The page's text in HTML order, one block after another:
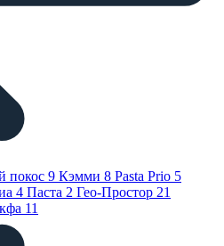
покос 9 Кэмми 8 Pasta Prio 5
4 Паста 2 Гео-Простор 21
11